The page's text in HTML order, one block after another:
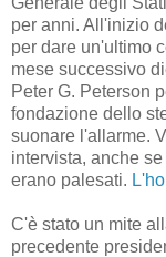
per anni. All'inizio
per dare un'ultimo
mese successivo
Peter G. Peterson
fondazione dello
suonare l'allarme.
intervista, anche
erano palesati.
C'è stato un mite
precedente